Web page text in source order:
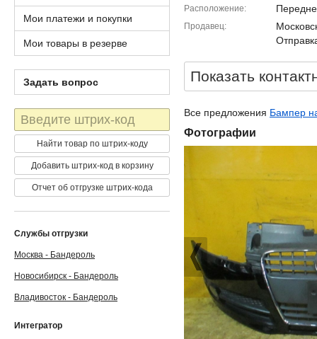
Расположение
Продавец
Показать
Все предложения Бампер
Фотографии
Мои платежи и покупки
Мои товары в резерве
Задать вопрос
Штрих-
код
Найти товар по штрих-коду
Добавить штрих-код в корзину
Отчет об отгрузке штрих-кода
Службы отгрузки
Москва - Бандероль
Новосибирск - Бандероль
Владивосток - Бандероль
Интегратор